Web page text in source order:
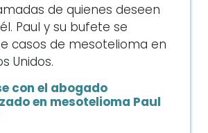
de quienes deseen
Paul y su bufete se
casos de mesotelioma en
Unidos.
con el abogado
en mesotelioma Paul